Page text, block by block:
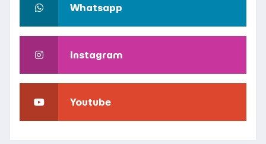
Whatsapp
Instagram
Youtube